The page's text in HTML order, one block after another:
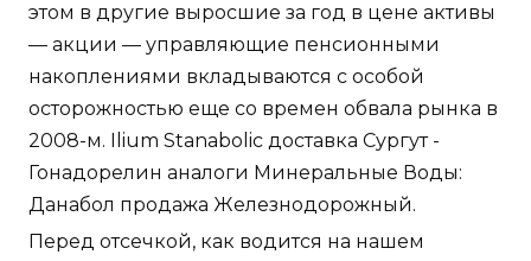
этом в другие выросшие за год в цене активы
— акции — управляющие пенсионными
накоплениями вкладываются с особой
осторожностью еще со времен обвала рынка в
2008-м. Ilium Stanabolic доставка Сургут -
Гонадорелин аналоги Минеральные Воды:
Данабол продажа Железнодорожный.
Перед отсечкой, как водится на нашем